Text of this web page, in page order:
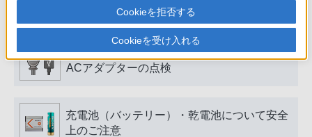
電源プラグ・コード、USB端子・ケーブル、
ACアダプターの点検
充電池（バッテリー）・乾電池について安全
上のご注意
Cookieを拒否する
Cookieを受け入れる